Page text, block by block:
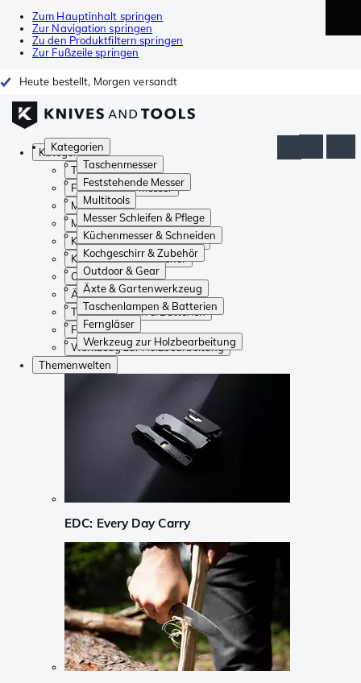
Zum Hauptinhalt springen
Zur Navigation springen
Zu den Produktfiltern springen
Zur Fußzeile springen
Heute bestellt, Morgen versandt
Kategorien
Taschenmesser
Feststehende Messer
Multitools
Messer Schleifen & Pflege
Küchenmesser & Schneiden
Kochgeschirr & Zubehör
Outdoor & Gear
Äxte & Gartenwerkzeug
Taschenlampen & Batterien
Ferngläser
Werkzeug zur Holzbearbeitung
Kategorien
Taschenmesser
Feststehende Messer
Multitools
Messer Schleifen & Pflege
Küchenmesser & Schneiden
Kochgeschirr & Zubehör
Outdoor & Gear
Äxte & Gartenwerkzeug
Taschenlampen & Batterien
Ferngläser
Werkzeug zur Holzbearbeitung
Themenwelten
EDC: Every Day Carry